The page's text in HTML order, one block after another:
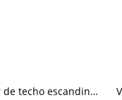
Ventilador de techo escandinavo de montaje al ras con luz LED, motor DC silencioso de 6 velocidades, diseño de perfil bajo